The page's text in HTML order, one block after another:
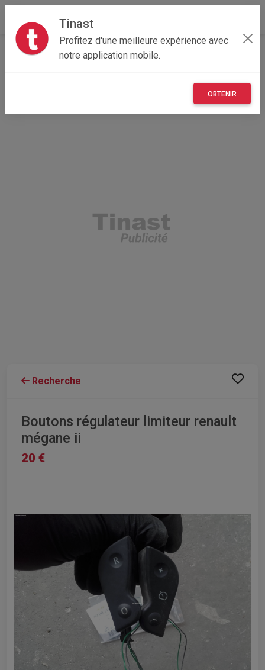
Tinast
Profitez d'une meilleure expérience avec
notre application mobile.
OBTENIR
Accueil Véhicules
Nouvelle-Aquitaine
Boutons régulateur limiteur Renault Mégane II
Recherche
Boutons régulateur limiteur renault
mégane ii
20 €